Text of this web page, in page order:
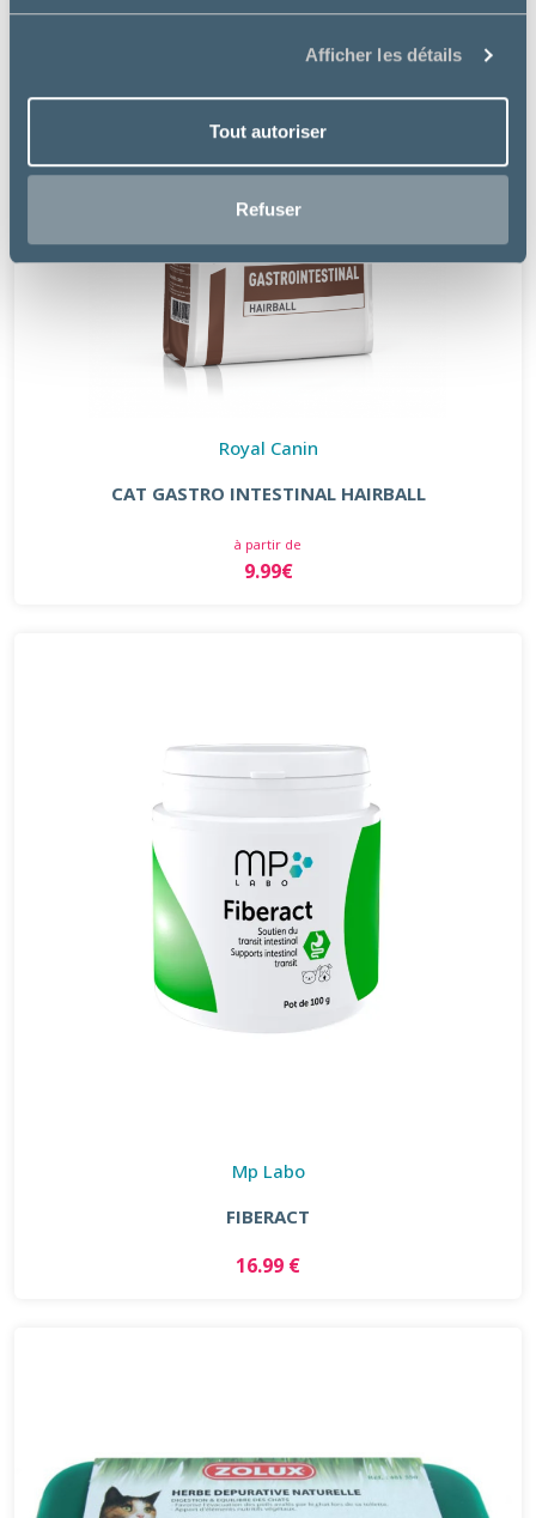
Afficher les détails
Tout autoriser
Refuser
Royal Canin
CAT GASTRO INTESTINAL HAIRBALL
à partir de
9.99€
Mp Labo
FIBERACT
16.99 €